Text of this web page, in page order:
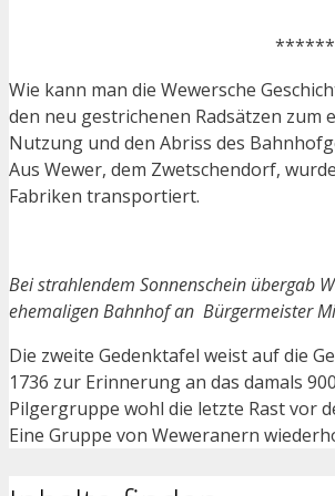
Wie kann man die Wewersche
den neu gestrichenen Radsätzen zum
Nutzung und den Abriss des
Aus Wewer, dem Zwetschendorf,
Fabriken transportiert.
Bei strahlendem Sonnenschein übergab
ehemaligen Bahnhof an Bürgermeister
Die zweite Gedenktafel weist auf die
1736 zur Erinnerung an das damals
Pilgergruppe wohl die letzte Rast vor
Eine Gruppe von Weweranern